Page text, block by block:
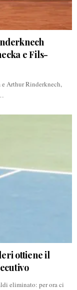
e Fils-
Arthur Rinderknech,
ottiene il
eliminato: per ora ci